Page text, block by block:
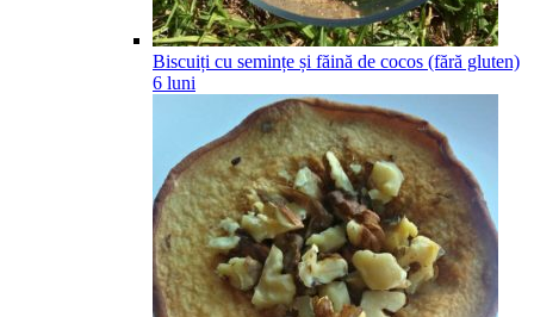
Biscuiți cu semințe și făină de cocos (fără gluten)
6 luni